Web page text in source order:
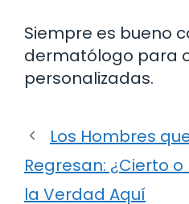
Siempre es bueno
dermatólogo para
personalizadas.
Los Hombres
Regresan: ¿Cierto
la Verdad Aquí